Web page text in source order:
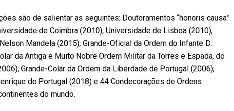
são de salientar as seguintes: Doutoramentos “honoris causa”
de Coimbra (2010), Universidade de Lisboa (2010),
Mandela (2015); Grande-Oficial da Ordem do Infante D.
da Antiga e Muito Nobre Ordem Militar da Torres e Espada, do
Grande-Colar da Ordem da Liberdade de Portugal (2006);
de Portugal (2018) e 44 Condecorações de Ordens
do mundo.